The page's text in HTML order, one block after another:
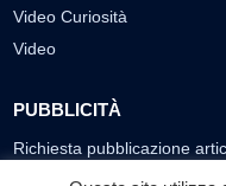
Video Curiosità
Video
PUBBLICITÀ
Richiesta pubblicazione